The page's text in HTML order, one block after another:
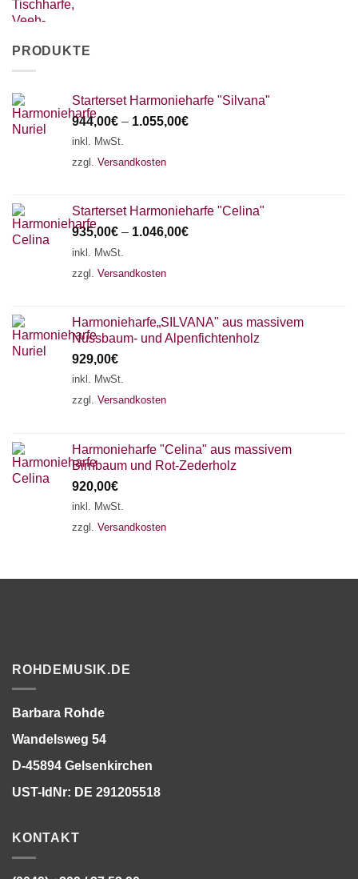
PRODUKTE
Starterset Harmonieharfe "Silvana"
944,00€ – 1.055,00€
inkl. MwSt.
zzgl. Versandkosten
Starterset Harmonieharfe "Celina"
935,00€ – 1.046,00€
inkl. MwSt.
zzgl. Versandkosten
Harmonieharfe„SILVANA" aus massivem
Nussbaum- und Alpenfichtenholz
929,00€
inkl. MwSt.
zzgl. Versandkosten
Harmonieharfe "Celina" aus massivem
Birnbaum und Rot-Zederholz
920,00€
inkl. MwSt.
zzgl. Versandkosten
ROHDEMUSIK.DE
Barbara Rohde
Wandelsweg 54
D-45894 Gelsenkirchen
UST-IdNr: DE 291205518
KONTAKT